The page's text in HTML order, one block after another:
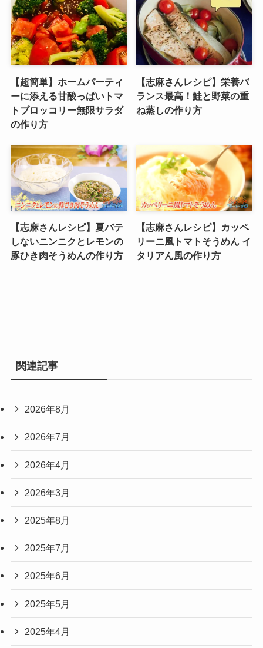
【超簡単】ホームパーティ
ーに添える甘酸っぱいトマ
トブロッコリー無限サラダ
の作り方
【志麻さんレシピ】栄養バ
ランス最高！鮭と野菜の重
ね蒸しの作り方
【志麻さんレシピ】夏バテ
しないニンニクとレモンの
豚ひき肉そうめんの作り方
【志麻さんレシピ】カッペ
リーニ風トマトそうめん イ
タリアん風の作り方
関連記事
2026年8月
2026年7月
2026年4月
2026年3月
2025年8月
2025年7月
2025年6月
2025年5月
2025年4月